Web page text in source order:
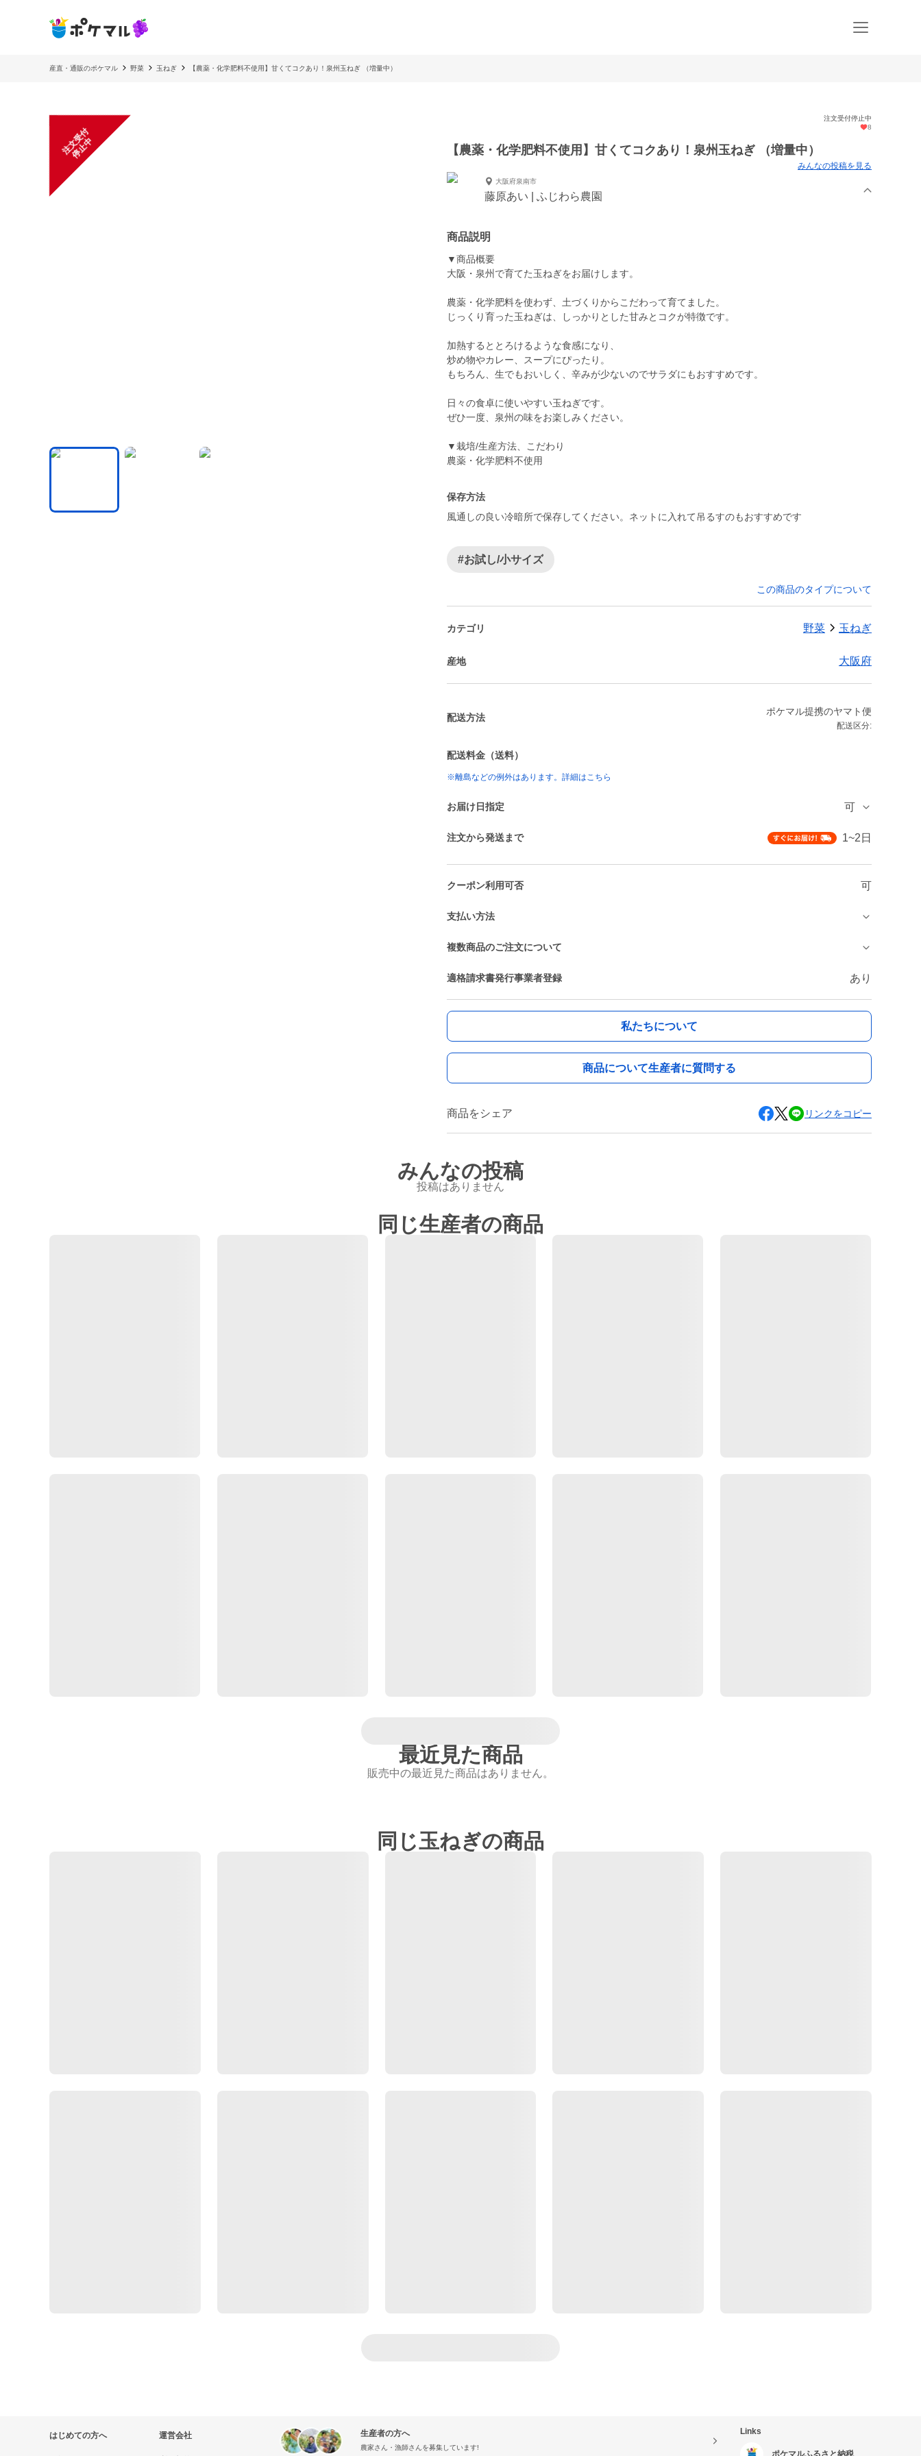
産直・通販のポケマル 野菜 玉ねぎ 【農薬・化学肥料不使用】甘くてコクあり！泉州玉ねぎ （増量中）
注
文
受
付
停
止
中
注文受付停止中
8
【農薬・化学肥料不使用】甘くてコクあり！泉州玉ねぎ （増量中）
みんなの投稿を見る
大阪府泉南市
藤原あい | ふじわら農園
商品説明
▼商品概要
大阪・泉州で育てた玉ねぎをお届けします。
農薬・化学肥料を使わず、土づくりからこだわって育てました。
じっくり育った玉ねぎは、しっかりとした甘みとコクが特徴です。
加熱するととろけるような食感になり、
炒め物やカレー、スープにぴったり。
もちろん、生でもおいしく、辛みが少ないのでサラダにもおすすめです。
日々の食卓に使いやすい玉ねぎです。
ぜひ一度、泉州の味をお楽しみください。
▼栽培/生産方法、こだわり
農薬・化学肥料不使用
保存方法
風通しの良い冷暗所で保存してください。ネットに入れて吊るすのもおすすめです
#お試し/小サイズ
この商品のタイプについて
カテゴリ 野菜 玉ねぎ
産地 大阪府
配送方法
ポケマル提携のヤマト便
配送区分:
配送料金（送料）
※離島などの例外はあります。詳細はこちら
お届け日指定 可
注文から発送まで 1~2日
クーポン利用可否 可
支払い方法
複数商品のご注文について
適格請求書発行事業者登録 あり
私たちについて
商品について生産者に質問する
商品をシェア リンクをコピー
みんなの投稿
投稿はありません
同じ生産者の商品
最近見た商品
販売中の最近見た商品はありません。
同じ玉ねぎの商品
はじめての方へ 運営会社 生産者の方へ
農家さん・漁師さんを募集しています!
Links
ポケマルふるさと納税